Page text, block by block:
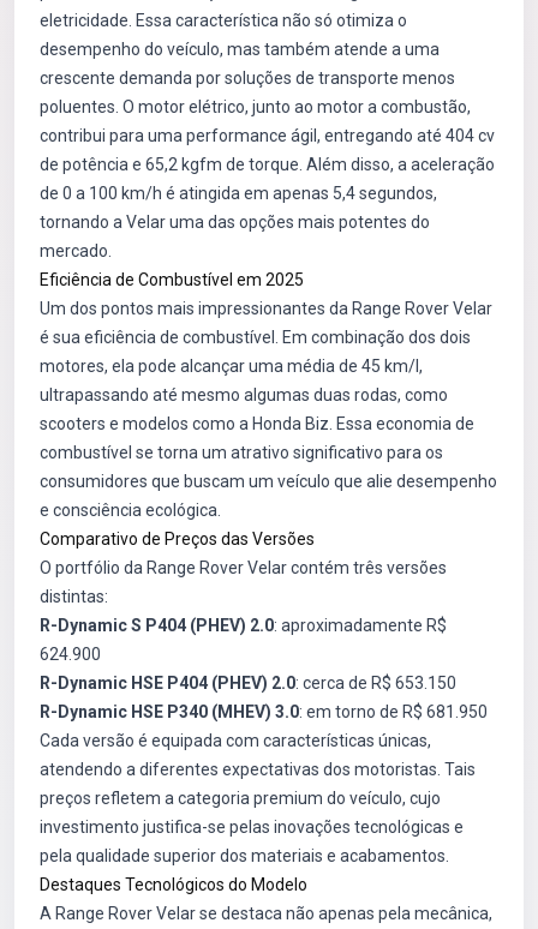
eletricidade. Essa característica não só otimiza o
desempenho do veículo, mas também atende a uma
crescente demanda por soluções de transporte menos
poluentes. O motor elétrico, junto ao motor a combustão,
contribui para uma performance ágil, entregando até 404 cv
de potência e 65,2 kgfm de torque. Além disso, a aceleração
de 0 a 100 km/h é atingida em apenas 5,4 segundos,
tornando a Velar uma das opções mais potentes do
mercado.
Eficiência de Combustível em 2025
Um dos pontos mais impressionantes da Range Rover Velar
é sua eficiência de combustível. Em combinação dos dois
motores, ela pode alcançar uma média de 45 km/l,
ultrapassando até mesmo algumas duas rodas, como
scooters e modelos como a Honda Biz. Essa economia de
combustível se torna um atrativo significativo para os
consumidores que buscam um veículo que alie desempenho
e consciência ecológica.
Comparativo de Preços das Versões
O portfólio da Range Rover Velar contém três versões
distintas:
R-Dynamic S P404 (PHEV) 2.0: aproximadamente R$
624.900
R-Dynamic HSE P404 (PHEV) 2.0: cerca de R$ 653.150
R-Dynamic HSE P340 (MHEV) 3.0: em torno de R$ 681.950
Cada versão é equipada com características únicas,
atendendo a diferentes expectativas dos motoristas. Tais
preços refletem a categoria premium do veículo, cujo
investimento justifica-se pelas inovações tecnológicas e
pela qualidade superior dos materiais e acabamentos.
Destaques Tecnológicos do Modelo
A Range Rover Velar se destaca não apenas pela mecânica,